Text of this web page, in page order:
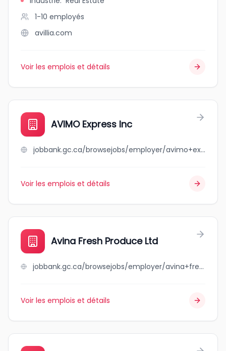
1-10 employés
avillia.com
Voir les emplois et détails
AVIMO Express Inc
jobbank.gc.ca/browsejobs/employer/avimo+express+inc/ca
Voir les emplois et détails
Avina Fresh Produce Ltd
jobbank.gc.ca/browsejobs/employer/avina+fresh+produce+ltd/ca
Voir les emplois et détails